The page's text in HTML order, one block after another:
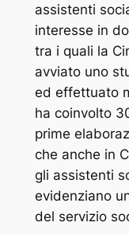
assistenti
interesse in
tra i quali la
avviato uno
ed effettuato
ha coinvolto
prime
che anche in
gli assistenti
evidenziano
del servizio